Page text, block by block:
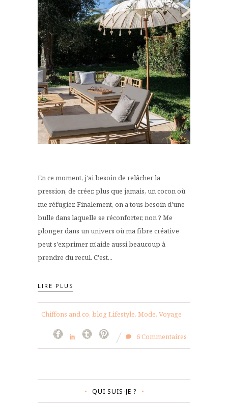
En ce moment, j'ai besoin de relâcher la
pression, de créer, plus que jamais, un cocon où
me réfugier. Finalement, on a tous besoin d'une
bulle dans laquelle se réconforter, non ? Me
plonger dans un univers où ma fibre créative
peut s'exprimer m'aide aussi beaucoup à
prendre du recul. C'est...
LIRE PLUS
Chiffons and co, blog Lifestyle, Mode, Voyage
6 Commentaires
QUI SUIS-JE ?